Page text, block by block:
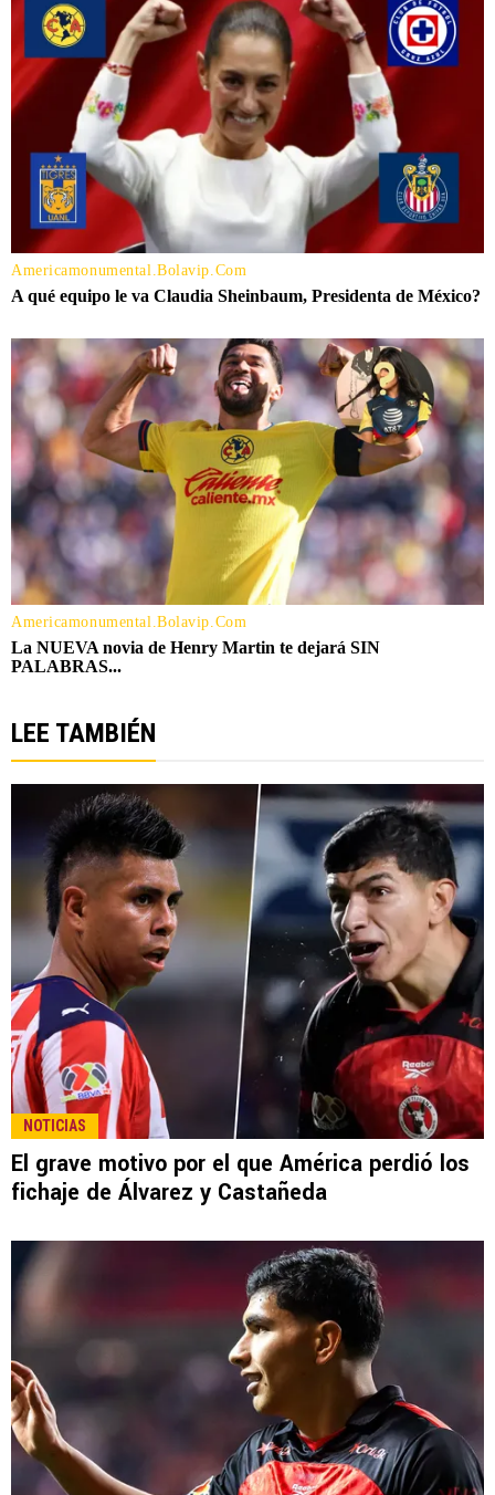
LEE TAMBIÉN
NOTICIAS
El grave motivo por el que América perdió los
fichaje de Álvarez y Castañeda